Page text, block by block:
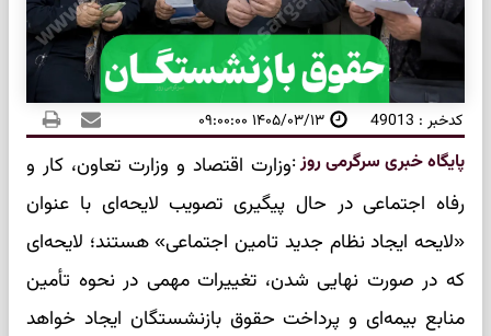
کدخبر : 49013 ۱۴۰۵/۰۳/۱۳ ۰۹:۰۰:۰۰
پایگاه خبری سرگرمی روز:وزارت اقتصاد و وزارت تعاون، کار و
رفاه اجتماعی در حال پیگیری تصویب لایحه‌ای با عنوان
«لایحه ایجاد نظام جدید تامین اجتماعی» هستند؛ لایحه‌ای
که در صورت نهایی شدن، تغییرات مهمی در نحوه تأمین
منابع بیمه‌ای و پرداخت حقوق بازنشستگان ایجاد خواهد